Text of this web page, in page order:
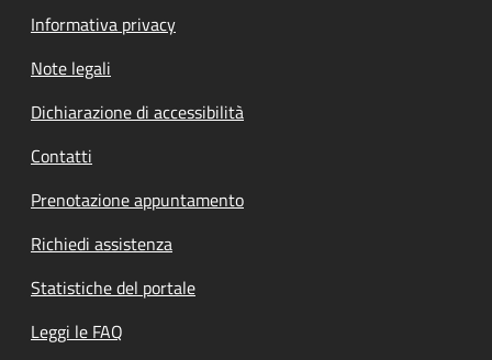
Informativa privacy
Note legali
Dichiarazione di accessibilità
Contatti
Prenotazione appuntamento
Richiedi assistenza
Statistiche del portale
Leggi le FAQ